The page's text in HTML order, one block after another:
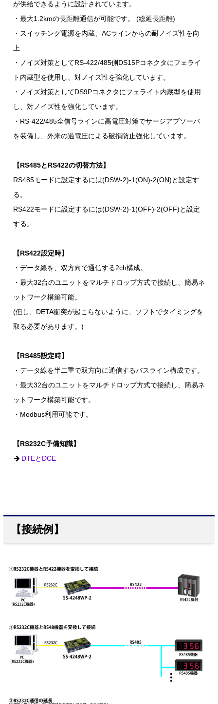
が供給できるように設計されています。
・最大1.2kmの長距離通信が可能です。 (総延長距離)
・スイッチング電源を内蔵、ACラインからの耐ノイズ性を向
上
・ノイズ対策としてRS-422/485側DS15Pコネクタにフェライ
ト内蔵型を使用し、対ノイズ性を強化しています。
・ノイズ対策としてDS9Pコネクタにフェライト内蔵型を使用
し、対ノイズ性を強化しています。
・RS-422/485全信号ラインに高電圧対策でサージアブソーバ
を装備し、外来の過電圧による破損防止強化しています。
【RS485とRS422の切替方法】
RS485モードに設定するには(DSW-2)-1(ON)-2(ON)と設定す
る。
RS422モードに設定するには(DSW-2)-1(OFF)-2(OFF)と設定
する。
【RS422設定時】
・データ線を、双方向で通信する2ch構成。
・最大32台のユニットをマルチドロップ方式で接続し、簡易ネ
ットワーク構築可能。
(但し、DETA衝突が起こらないように、ソフトでタイミングを
取る必要があります。)
【RS485設定時】
・データ線を半二重で双方向に通信するバスライン構成です。
・最大32台のユニットをマルチドロップ方式で接続し、簡易ネ
ットワーク構築可能です。
・Modbus利用可能です。
【RS232C予備知識】
DTEとDCE
【接続例】